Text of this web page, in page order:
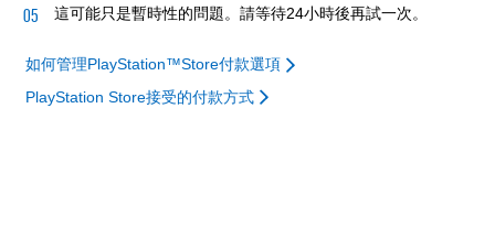
這可能只是暫時性的問題。請等待24小時後再試一次。
如何管理PlayStation™Store付款選項
PlayStation Store接受的付款方式